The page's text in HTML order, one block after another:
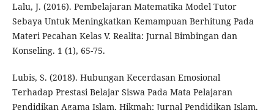
Lalu, J. (2016). Pembelajaran Matematika Model Tutor
Sebaya Untuk Meningkatkan Kemampuan Berhitung Pada
Materi Pecahan Kelas V. Realita: Jurnal Bimbingan dan
Konseling. 1 (1), 65-75.
Lubis, S. (2018). Hubungan Kecerdasan Emosional
Terhadap Prestasi Belajar Siswa Pada Mata Pelajaran
Pendidikan Agama Islam. Hikmah: Jurnal Pendidikan Islam.